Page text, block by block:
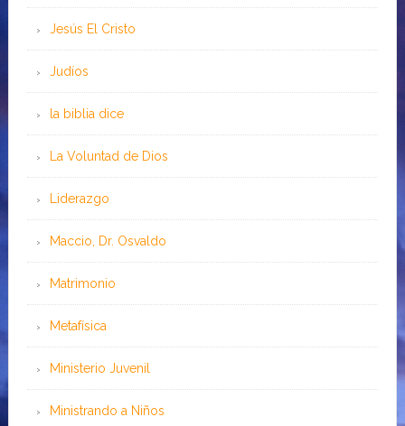
Jesús El Cristo
Judíos
la biblia dice
La Voluntad de Dios
Liderazgo
Maccio, Dr. Osvaldo
Matrimonio
Metafísica
Ministerio Juvenil
Ministrando a Niños